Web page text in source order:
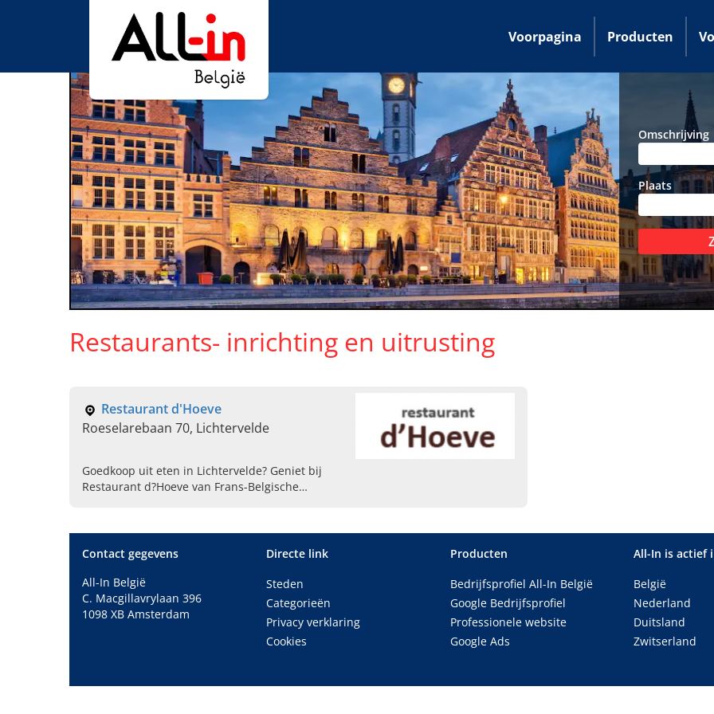
Voorpagina Producten
Omschrijving
Plaats
Restaurants- inrichting en uitrusting
Restaurant d'Hoeve
Roeselarebaan 70, Lichtervelde
Goedkoop uit eten in Lichtervelde? Geniet bij
Restaurant d?Hoeve van Frans-Belgische
Contact gegevens
All-In België
C. Macgillavrylaan 396
1098 XB Amsterdam
Directe link
Steden
Categorieën
Privacy verklaring
Cookies
Producten
Bedrijfsprofiel All-In België
Google Bedrijfsprofiel
Professionele website
Google Ads
All-In is actief
België
Nederland
Duitsland
Zwitserland